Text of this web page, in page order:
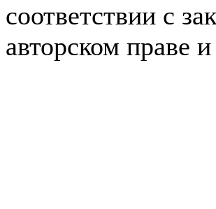
соответствии с
авторском праве